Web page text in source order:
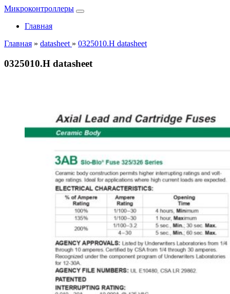
Микроконтроллеры
Главная
Главная » datasheet » 0325010.H datasheet
0325010.H datasheet